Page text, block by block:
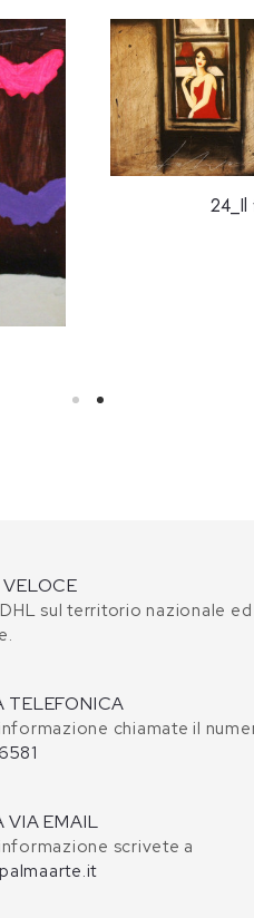
24_Il
sul territorio nazionale ed
TELEFONICA
chiamate il
VIA EMAIL
scrivete a